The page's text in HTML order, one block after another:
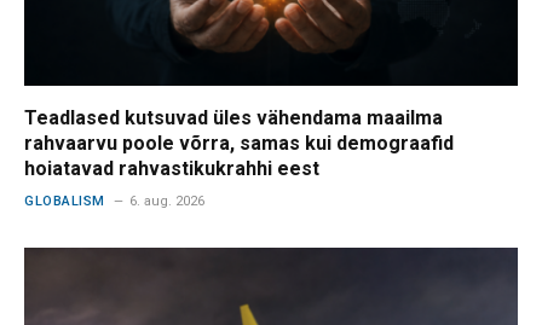
Teadlased kutsuvad üles vähendama maailma
rahvaarvu poole võrra, samas kui demograafid
hoiatavad rahvastikukrahhi eest
GLOBALISM 6. aug. 2026